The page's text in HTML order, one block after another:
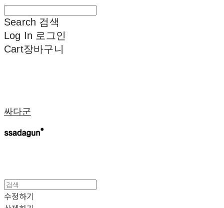
Search 검색
Log In 로그인
Cart장바구니
싸다군
수정하기